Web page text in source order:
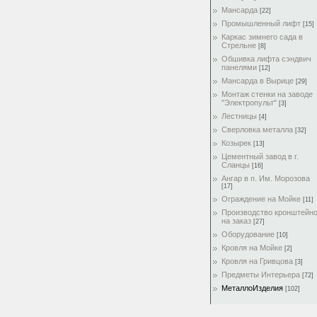
Мансарда [22]
Промышленный лифт [15]
Каркас зимнего сада в
Стрельне [8]
Обшивка лифта сэндвич
панелями [12]
Мансарда в Вырице [29]
Монтаж стенки на заводе
"Электропульт" [3]
Лестницы [4]
Сверловка металла [32]
Козырек [13]
Цементный завод в г.
Сланцы [16]
Ангар в п. Им. Морозова
[17]
Ограждение на Мойке [11]
Производство
на заказ [27]
Оборудование [10]
Кровля на Мойке [2]
Кровля на Гривцова [3]
Предметы Интерьера [72]
МеталлоИзделия [102]